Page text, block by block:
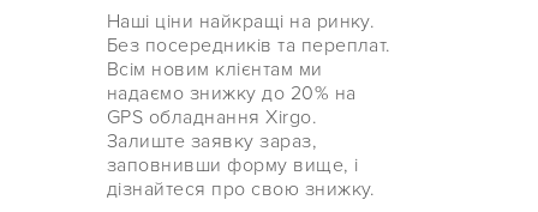
Наші ціни найкращі на ринку.
Без посередників та переплат.
Всім новим клієнтам ми
надаємо знижку до 20% на
GPS обладнання Xirgo.
Залиште заявку зараз,
заповнивши форму вище, і
дізнайтеся про свою знижку.